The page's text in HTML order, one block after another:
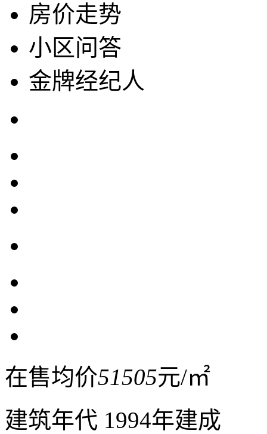
房价走势
小区问答
金牌经纪人
在售均价51505元/㎡
建筑年代 1994年建成